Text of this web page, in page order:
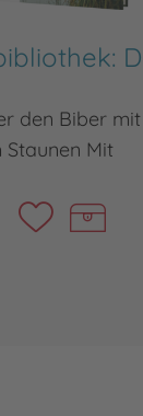
den Biber
Staunen Mit